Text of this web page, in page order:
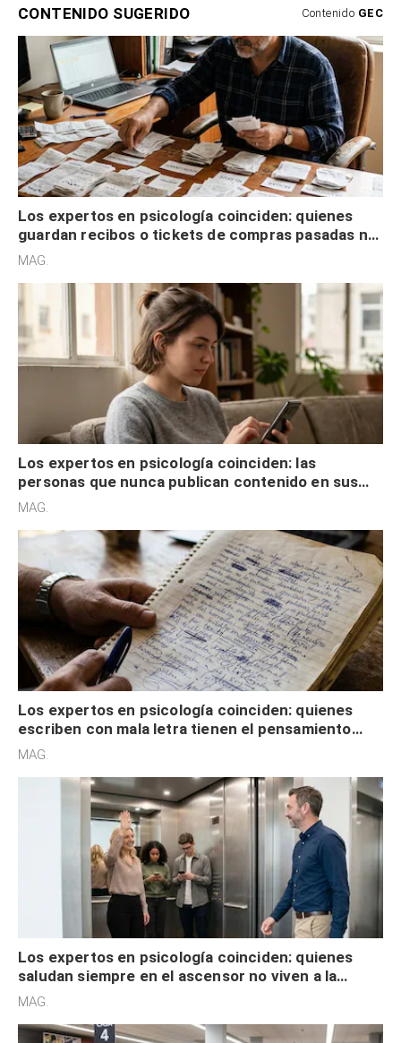
CONTENIDO SUGERIDO Contenido GEC
Los expertos en psicología coinciden: quienes
guardan recibos o tickets de compras pasadas no
son acumuladores, sino que tienen necesidad de
MAG.
Los expertos en psicología coinciden: las
personas que nunca publican contenido en sus
redes sociales no pretenden buscar validación
MAG.
Los expertos en psicología coinciden: quienes
escriben con mala letra tienen el pensamiento
acelerado y no lo hacen por desinterés
MAG.
Los expertos en psicología coinciden: quienes
saludan siempre en el ascensor no viven a la
defensiva y tienen apertura social
MAG.